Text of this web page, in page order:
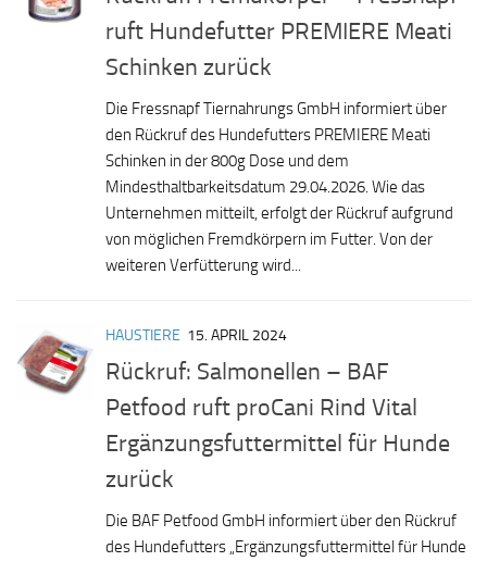
ruft Hundefutter PREMIERE Meati
Schinken zurück
Die Fressnapf Tiernahrungs GmbH informiert über
den Rückruf des Hundefutters PREMIERE Meati
Schinken in der 800g Dose und dem
Mindesthaltbarkeitsdatum 29.04.2026. Wie das
Unternehmen mitteilt, erfolgt der Rückruf aufgrund
von möglichen Fremdkörpern im Futter. Von der
weiteren Verfütterung wird...
HAUSTIERE 15. APRIL 2024
Rückruf: Salmonellen – BAF
Petfood ruft proCani Rind Vital
Ergänzungsfuttermittel für Hunde
zurück
Die BAF Petfood GmbH informiert über den Rückruf
des Hundefutters „Ergänzungsfuttermittel für Hunde